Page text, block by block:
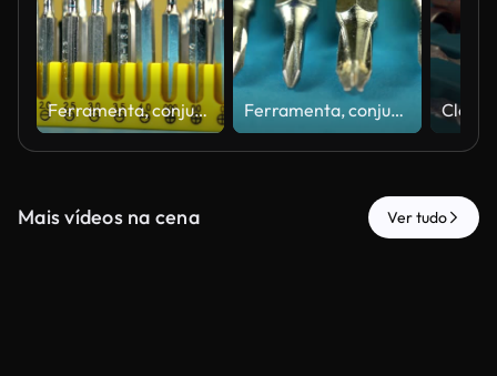
Ferramenta, conjunto de bits removíveis da chave de fendas Ferramenta, conjunto de bits removíveis da chave de fendas, deslizante.
Mais vídeos na cena Ver tudo